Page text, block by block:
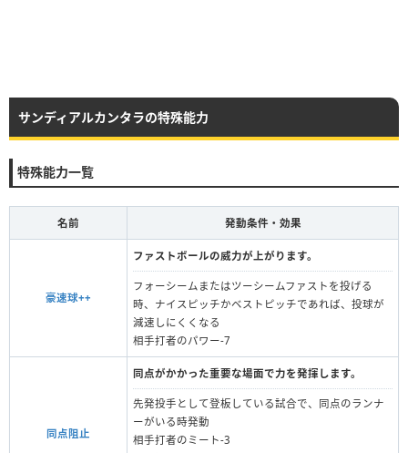
サンディアルカンタラの特殊能力
特殊能力一覧
名前 発動条件・効果
豪速球++
ファストボールの威力が上がります。
フォーシームまたはツーシームファストを投げる
時、ナイスピッチかベストピッチであれば、投球が
減速しにくくなる
相手打者のパワー-7
同点阻止
同点がかかった重要な場面で力を発揮します。
先発投手として登板している試合で、同点のランナ
ーがいる時発動
相手打者のミート‐3